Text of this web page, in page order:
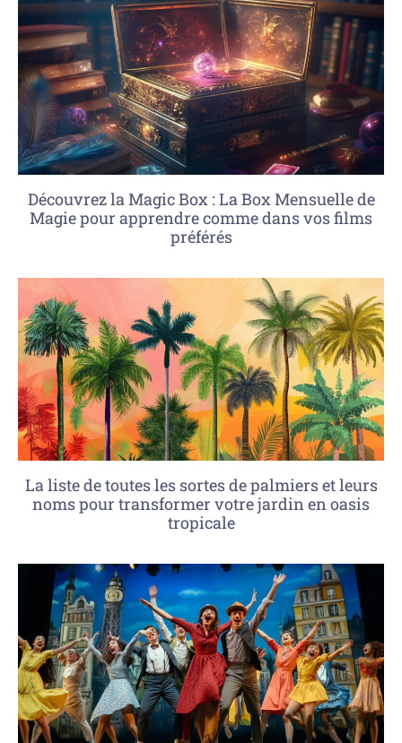
Découvrez la Magic Box : La Box Mensuelle de
Magie pour apprendre comme dans vos films
préférés
La liste de toutes les sortes de palmiers et leurs
noms pour transformer votre jardin en oasis
tropicale